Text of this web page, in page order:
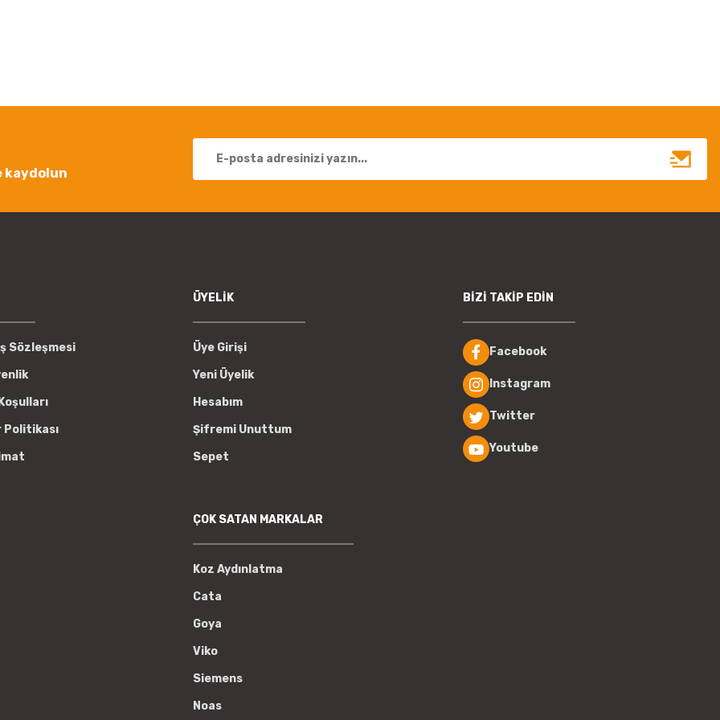
kaydolun
Sözleşmesi
Politikası
ÜYELİK
Üye Girişi
Yeni Üyelik
Hesabım
Şifremi Unuttum
Sepet
BİZİ TAKİP EDİN
Facebook
Instagram
Twitter
Youtube
ÇOK SATAN MARKALAR
Koz Aydınlatma
Cata
Goya
Viko
Siemens
Noas